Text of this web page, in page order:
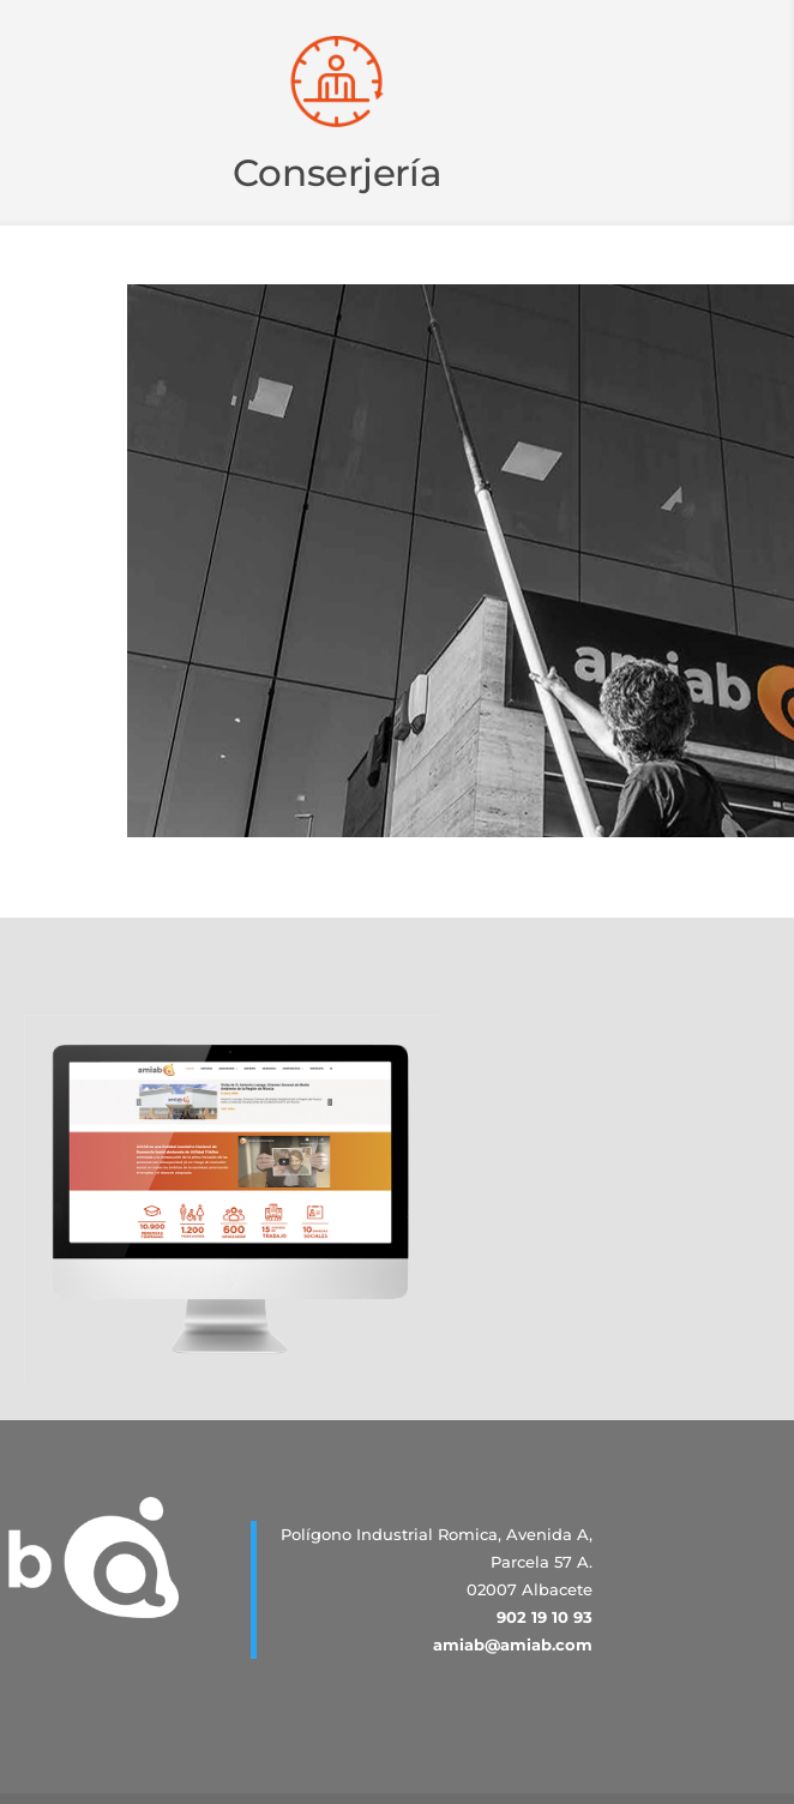
Conserjería
Polígono Industrial Romica, Avenida A,
Parcela 57 A.
02007 Albacete
902 19 10 93
amiab@amiab.com